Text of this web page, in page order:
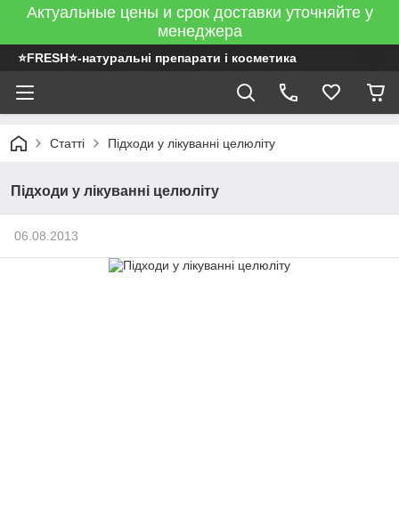
Актуальные цены и срок доставки уточняйте у
менеджера
⭐FRESH⭐-натуральні препарати і косметика
Статті Підходи у лікуванні целюліту
Підходи у лікуванні целюліту
06.08.2013